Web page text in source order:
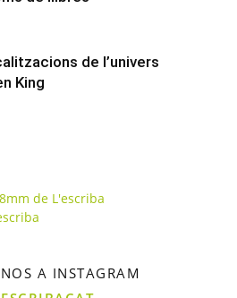
de l’univers
King
A INSTAGRAM